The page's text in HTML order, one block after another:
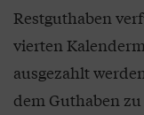
Restguthaben
vierten
ausgezahlt
dem Guthaben